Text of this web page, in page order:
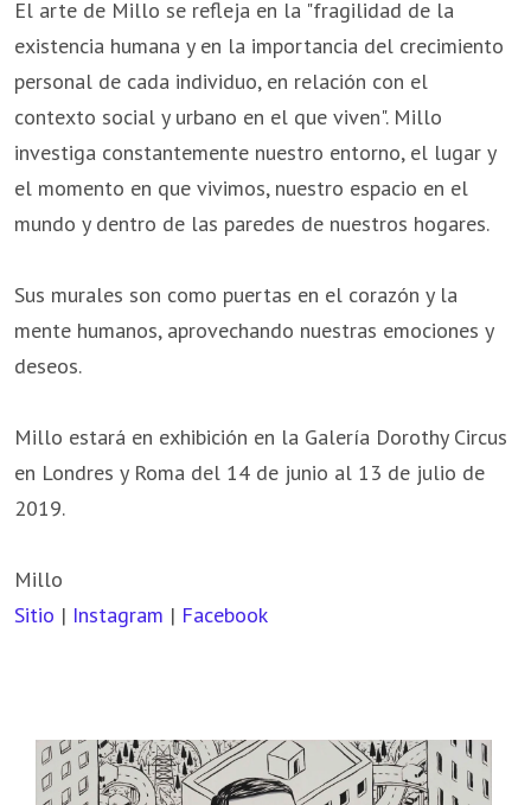
El arte de Millo se refleja en la "fragilidad de la
existencia humana y en la importancia del crecimiento
personal de cada individuo, en relación con el
contexto social y urbano en el que viven". Millo
investiga constantemente nuestro entorno, el lugar y
el momento en que vivimos, nuestro espacio en el
mundo y dentro de las paredes de nuestros hogares.
Sus murales son como puertas en el corazón y la
mente humanos, aprovechando nuestras emociones y
deseos.
Millo estará en exhibición en la Galería Dorothy Circus
en Londres y Roma del 14 de junio al 13 de julio de
2019.
Millo
Sitio | Instagram | Facebook